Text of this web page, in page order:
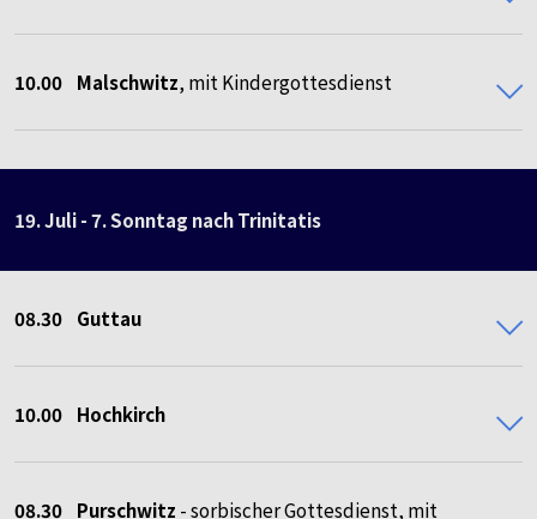
10.00 Malschwitz, mit Kindergottesdienst
19. Juli - 7. Sonntag nach Trinitatis
08.30 Guttau
10.00 Hochkirch
08.30 Purschwitz - sorbischer Gottesdienst, mit